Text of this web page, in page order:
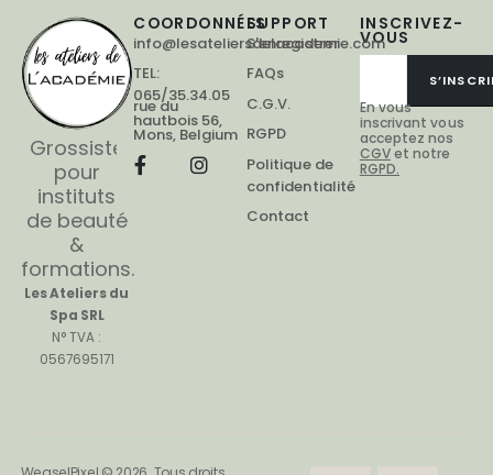
Grossiste
pour
instituts
de beauté
&
formations.
Les Ateliers du
Spa SRL
N° TVA :
0567695171
INSCRIVEZ-
VOUS
En vous
inscrivant vous
acceptez nos
CGVet notre
RGPD.
COORDONNÉES
info@lesateliersdelacademie.com
TEL:
065/35.34.05
rue du
hautbois 56,
Mons, Belgium
SUPPORT
S'enregistrer
FAQs
C.G.V.
RGPD
Politique de
confidentialité
Contact